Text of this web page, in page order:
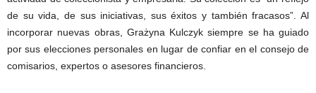
de su vida, de sus iniciativas, sus éxitos y también fracasos”. Al
incorporar nuevas obras, Grażyna Kulczyk siempre se ha guiado
por sus elecciones personales en lugar de confiar en el consejo de
comisarios, expertos o asesores financieros.